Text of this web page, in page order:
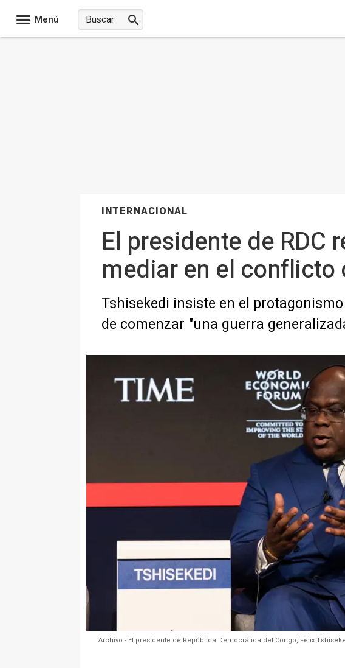
Menú
INTERNACIONAL
El presidente de RDC
mediar en el conflicto
Tshisekedi insiste en el
de comenzar "una guerra
Archivo - El presidente de República Democrática del Congo, Félix